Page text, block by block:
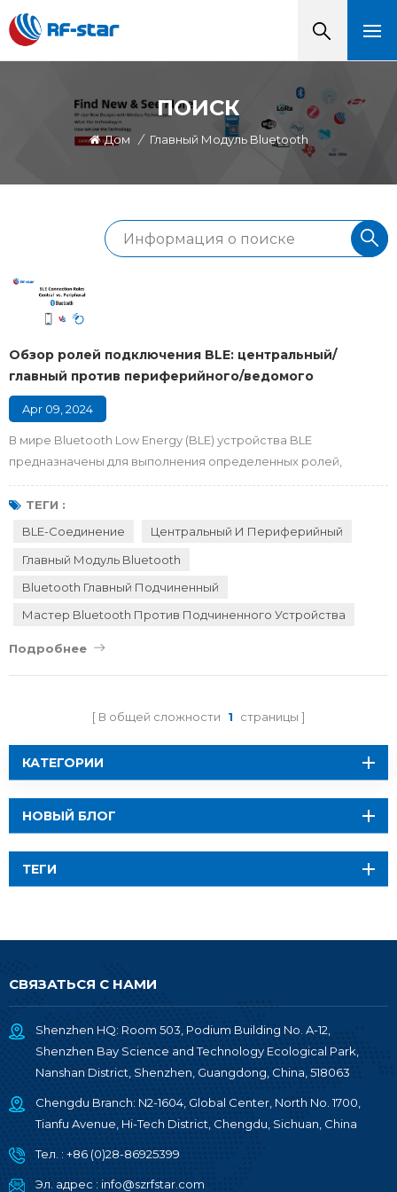
ПОИСК
Дом / Главный Модуль Bluetooth
Обзор ролей подключения BLE: центральный/
главный против периферийного/ведомого
устройства
Apr 09, 2024
В мире Bluetooth Low Energy (BLE) устройства BLE
предназначены для выполнения определенных ролей,
определяющих их взаимодействие в экосистеме BLE. Чтобы
в полной мере использовать преимущества технологии BLE,
важно понимать роль устройств BLE в процессе связи. В этой
различия между центральными и периферийными ролями, а
также способы выбора подхо...
ТЕГИ :
BLE-Соединение
Центральный И Периферийный
Главный Модуль Bluetooth
Bluetooth Главный Подчиненный
Мастер Bluetooth Против Подчиненного Устройства
Подробнее
В общей сложности 1 страницы
КАТЕГОРИИ
НОВЫЙ БЛОГ
ТЕГИ
СВЯЗАТЬСЯ С НАМИ
Shenzhen HQ: Room 503, Podium Building No. A-12,
Shenzhen Bay Science and Technology Ecological Park,
Nanshan District, Shenzhen, Guangdong, China, 518063
Chengdu Branch: N2-1604, Global Center, North No. 1700,
Tianfu Avenue, Hi-Tech District, Chengdu, Sichuan, China
Тел. : +86 (0)28-86925399
Эл. адрес : info@szrfstar.com